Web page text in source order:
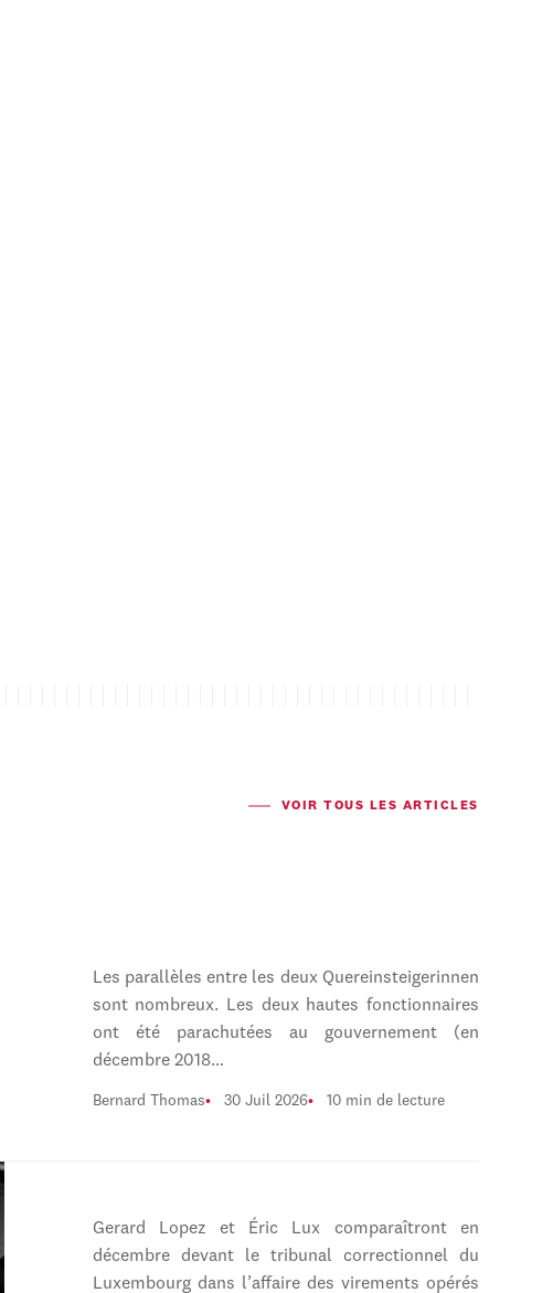
VOIR TOUS LES ARTICLES
Les parallèles entre les deux Quereinsteigerinnen
sont nombreux. Les deux hautes fonctionnaires
ont été parachutées au gouvernement (en
décembre 2018…
Bernard Thomas 30 Juil 2026 10 min de lecture
Gerard Lopez et Éric Lux comparaîtront en
décembre devant le tribunal correctionnel du
Luxembourg dans l’affaire des virements opérés